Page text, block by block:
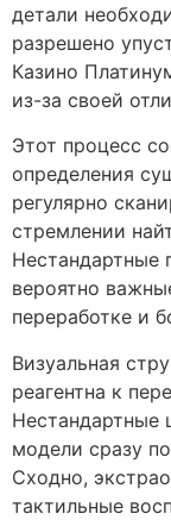
детали
разрешено
Казино
из-за своей
Этот процесс
определения
регулярно
стремлении
Нестандартные
вероятно
переработке и
Визуальная
реагентна к
Нестандартные
модели сразу
Сходно,
тактильные